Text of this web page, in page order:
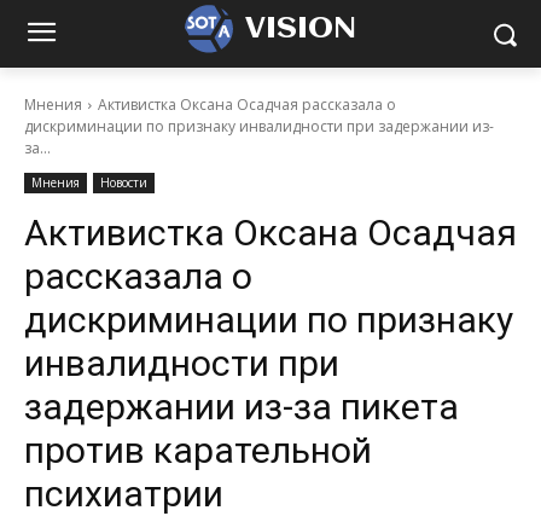
VISION
Мнения
Активистка Оксана Осадчая рассказала о
дискриминации по признаку инвалидности при задержании из-
за...
Мнения Новости
Активистка Оксана Осадчая
рассказала о
дискриминации по признаку
инвалидности при
задержании из-за пикета
против карательной
психиатрии